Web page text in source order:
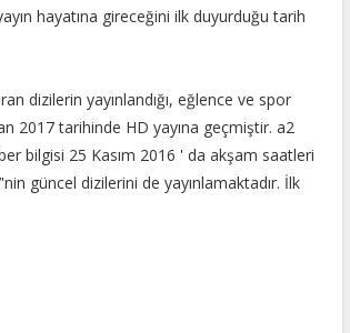
hayatına gireceğini ilk duyurduğu tarih
dizilerin yayınlandığı, eğlence ve spor
2017 tarihinde HD yayına geçmiştir. a2
bilgisi 25 Kasım 2016 ' da akşam saatleri
güncel dizilerini de yayınlamaktadır. İlk